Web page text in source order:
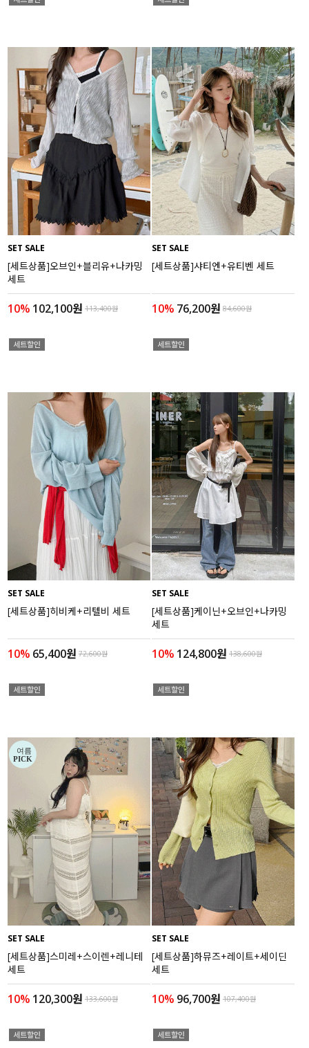
SET SALE
[세트상품]오브인+블리유+나카밍
세트
10% 102,100원 113,400원
SET SALE
[세트상품]샤티엔+유티벤 세트
10% 76,200원 84,600원
SET SALE
[세트상품]히비케+리텔비 세트
10% 65,400원 72,600원
SET SALE
[세트상품]케이닌+오브인+나카밍
세트
10% 124,800원 138,600원
SET SALE
[세트상품]스미레+스이렌+레니테
세트
10% 120,300원 133,600원
SET SALE
[세트상품]하뮤즈+레이트+세이딘
세트
10% 96,700원 107,400원